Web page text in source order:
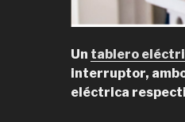
Un tablero
interruptor,
eléctrica